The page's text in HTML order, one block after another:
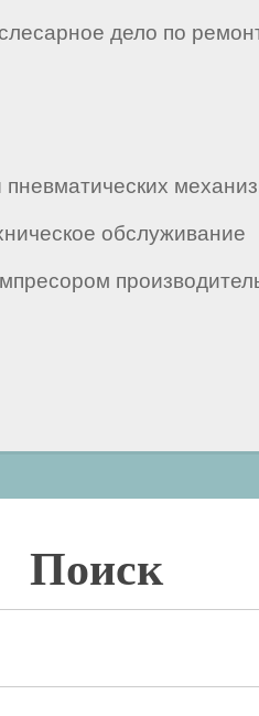
дело по
обслуживание
Поиск